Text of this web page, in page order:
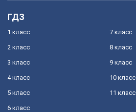
ГДЗ
1 класс
2 класс
3 класс
4 класс
5 класс
6 класс
7 класс
8 класс
9 класс
10 класс
11 класс